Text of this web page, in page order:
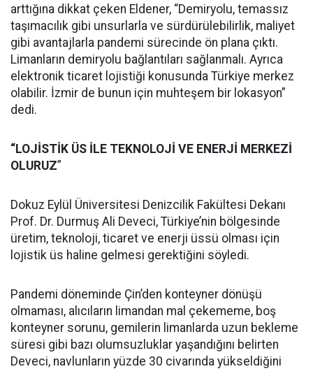
arttığına dikkat çeken Eldener, “Demiryolu, temassız
taşımacılık gibi unsurlarla ve sürdürülebilirlik, maliyet
gibi avantajlarla pandemi sürecinde ön plana çıktı.
Limanların demiryolu bağlantıları sağlanmalı. Ayrıca
elektronik ticaret lojistiği konusunda Türkiye merkez
olabilir. İzmir de bunun için muhteşem bir lokasyon”
dedi.
“LOJİSTİK ÜS İLE TEKNOLOJİ VE ENERJİ MERKEZİ
OLURUZ”
Dokuz Eylül Üniversitesi Denizcilik Fakültesi Dekanı
Prof. Dr. Durmuş Ali Deveci, Türkiye’nin bölgesinde
üretim, teknoloji, ticaret ve enerji üssü olması için
lojistik üs haline gelmesi gerektiğini söyledi.
Pandemi döneminde Çin’den konteyner dönüşü
olmaması, alıcıların limandan mal çekememe, boş
konteyner sorunu, gemilerin limanlarda uzun bekleme
süresi gibi bazı olumsuzluklar yaşandığını belirten
Deveci, navlunların yüzde 30 civarında yükseldiğini